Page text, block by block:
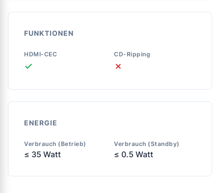
FUNKTIONEN
HDMI-CEC
✓
CD-Ripping
✗
ENERGIE
Verbrauch (Betrieb)
≤ 35 Watt
Verbrauch (Standby)
≤ 0.5 Watt